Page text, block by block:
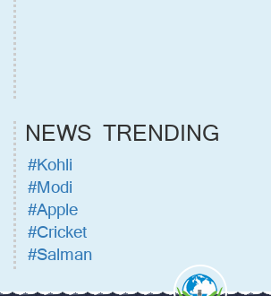
NEWS TRENDING
#Kohli
#Modi
#Apple
#Cricket
#Salman